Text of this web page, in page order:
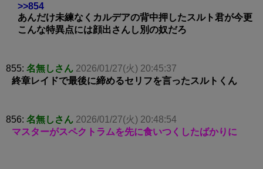
>>854
あんだけ未練なくカルデアの背中押したスルト君が今更
こんな特異点には顔出さんし別の奴だろ
855: 名無しさん 2026/01/27(火) 20:45:37
終章レイドで最後に締めるセリフを言ったスルトくん
856: 名無しさん 2026/01/27(火) 20:48:54
マスターがスペクトラムを先に食いつくしたばかりに